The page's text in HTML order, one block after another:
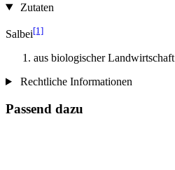
Zutaten
Salbei[1]
aus biologischer Landwirtschaft
Rechtliche Informationen
Passend dazu